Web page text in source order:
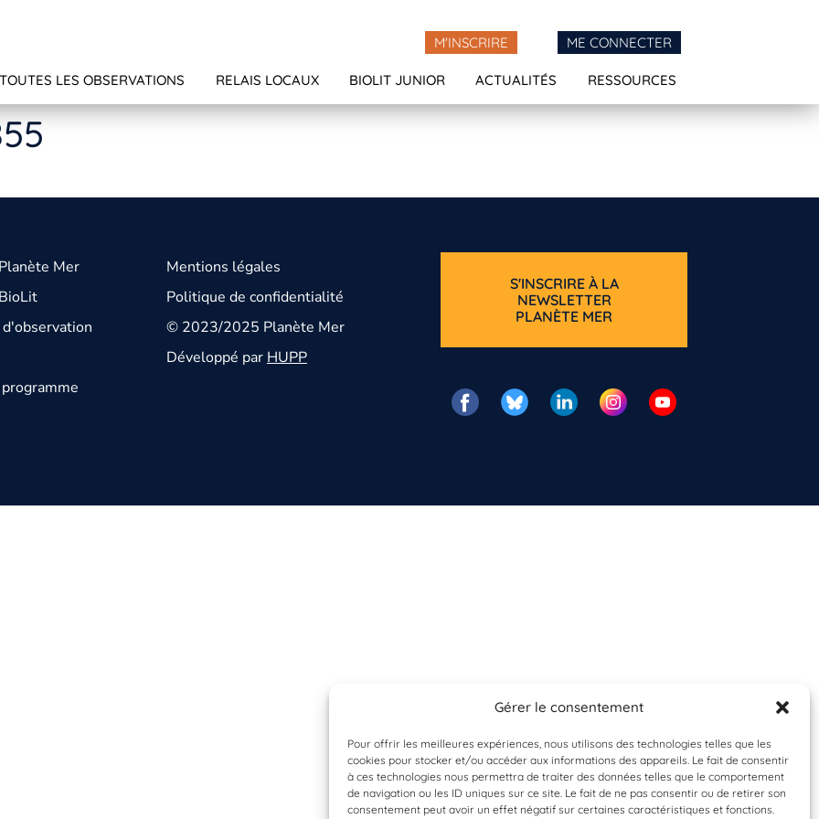
Gérer le consentement
Pour offrir les meilleures expériences, nous utilisons des technologies telles que les
cookies pour stocker et/ou accéder aux informations des appareils. Le fait de consentir
à ces technologies nous permettra de traiter des données telles que le comportement
de navigation ou les ID uniques sur ce site. Le fait de ne pas consentir ou de retirer son
consentement peut avoir un effet négatif sur certaines caractéristiques et fonctions.
M'INSCRIRE ME CONNECTER
TOUTES LES OBSERVATIONS RELAIS LOCAUX BIOLIT JUNIOR ACTUALITÉS RESSOURCES
Mer
Mentions légales
Politique de confidentialité
© 2023/2025 Planète Mer
Développé parHUPP
S'INSCRIRE À LA
NEWSLETTER
PLANÈTE MER